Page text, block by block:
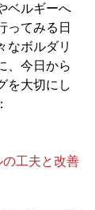
ベルギーへ
ってみる日
なボルダリ
、今日から
を大切にし
工夫と改善